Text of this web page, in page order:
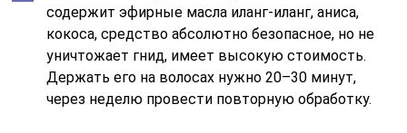
содержит эфирные масла иланг-иланг, аниса,
кокоса, средство абсолютно безопасное, но не
уничтожает гнид, имеет высокую стоимость.
Держать его на волосах нужно 20–30 минут,
через неделю провести повторную обработку.